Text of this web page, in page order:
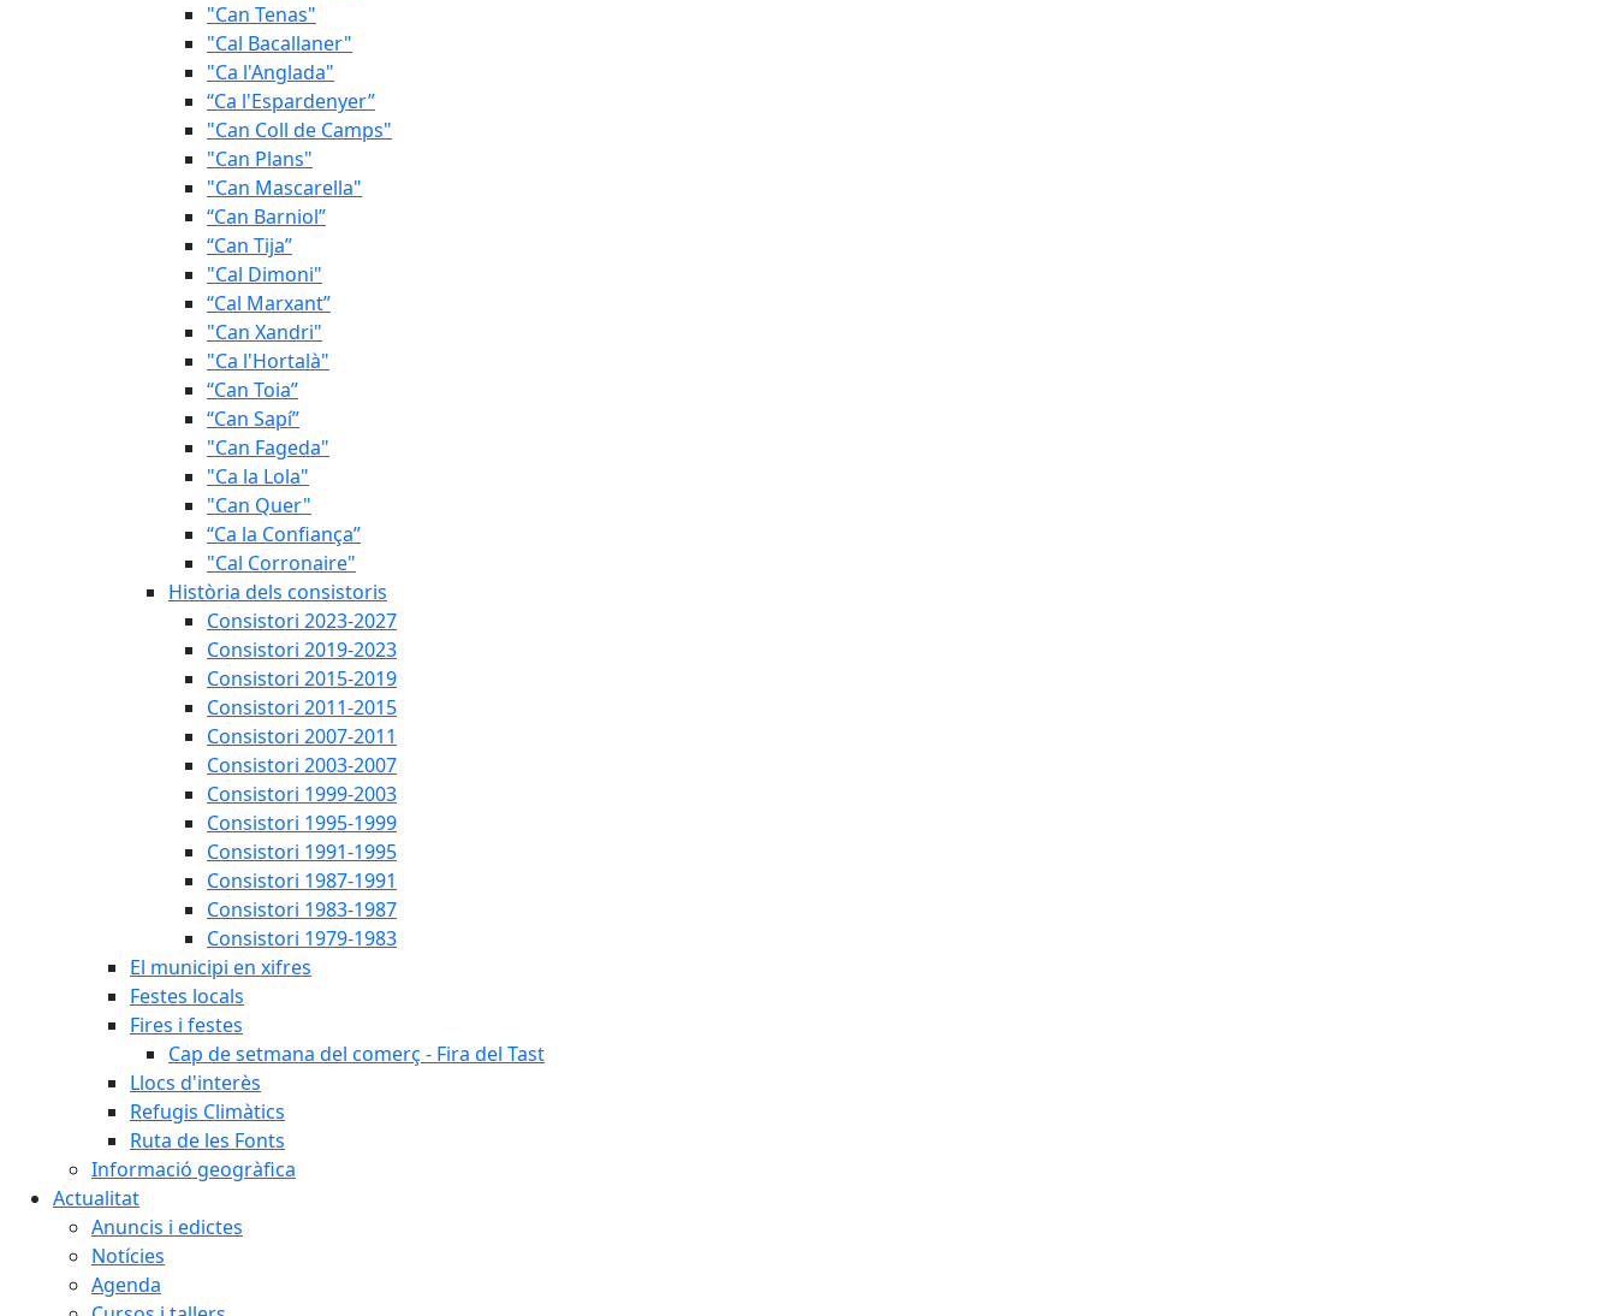
"Can Tenas"
"Cal Bacallaner"
"Ca l'Anglada"
“Ca l'Espardenyer”
"Can Coll de Camps"
"Can Plans"
"Can Mascarella"
“Can Barniol”
“Can Tija”
"Cal Dimoni"
“Cal Marxant”
"Can Xandri"
"Ca l'Hortalà"
“Can Toia”
“Can Sapí”
"Can Fageda"
"Ca la Lola"
"Can Quer"
“Ca la Confiança”
"Cal Corronaire"
Història dels consistoris
Consistori 2023-2027
Consistori 2019-2023
Consistori 2015-2019
Consistori 2011-2015
Consistori 2007-2011
Consistori 2003-2007
Consistori 1999-2003
Consistori 1995-1999
Consistori 1991-1995
Consistori 1987-1991
Consistori 1983-1987
Consistori 1979-1983
El municipi en xifres
Festes locals
Fires i festes
Cap de setmana del comerç - Fira del Tast
Llocs d'interès
Refugis Climàtics
Ruta de les Fonts
Informació geogràfica
Actualitat
Anuncis i edictes
Notícies
Agenda